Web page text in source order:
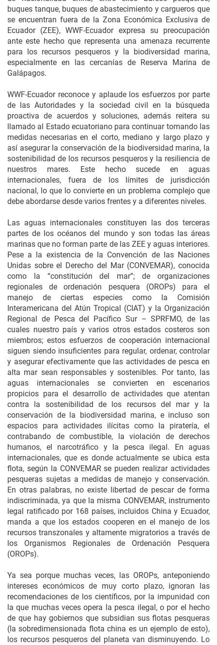
buques tanque, buques de abastecimiento y cargueros que
se encuentran fuera de la Zona Económica Exclusiva de
Ecuador (ZEE), WWF-Ecuador expresa su preocupación
ante este hecho que representa una amenaza recurrente
para los recursos pesqueros y la biodiversidad marina,
especialmente en las cercanías de Reserva Marina de
Galápagos.
WWF-Ecuador reconoce y aplaude los esfuerzos por parte
de las Autoridades y la sociedad civil en la búsqueda
proactiva de acuerdos y soluciones, además reitera su
llamado al Estado ecuatoriano para continuar tomando las
medidas necesarias en el corto, mediano y largo plazo y
así asegurar la conservación de la biodiversidad marina, la
sostenibilidad de los recursos pesqueros y la resiliencia de
nuestros mares. Este hecho sucede en aguas
internacionales, fuera de los límites de jurisdicción
nacional, lo que lo convierte en un problema complejo que
debe abordarse desde varios frentes y a diferentes niveles.
Las aguas internacionales constituyen las dos terceras
partes de los océanos del mundo y son todas las áreas
marinas que no forman parte de las ZEE y aguas interiores.
Pese a la existencia de la Convención de las Naciones
Unidas sobre el Derecho del Mar (CONVEMAR), conocida
como la “constitución del mar”; de organizaciones
regionales de ordenación pesquera (OROPs) para el
manejo de ciertas especies como la Comisión
Interamericana del Atún Tropical (CIAT) y la Organización
Regional de Pesca del Pacífico Sur – SPRFMO, de las
cuales nuestro país y varios otros estados costeros son
miembros; estos esfuerzos de cooperación internacional
siguen siendo insuficientes para regular, ordenar, controlar
y asegurar efectivamente que las actividades de pesca en
alta mar sean responsables y sostenibles. Por tanto, las
aguas internacionales se convierten en escenarios
propicios para el desarrollo de actividades que atentan
contra la sostenibilidad de los recursos del mar y la
conservación de la biodiversidad marina, e incluso son
espacios para actividades ilícitas como la piratería, el
contrabando de combustible, la violación de derechos
humanos, el narcotráfico y la pesca ilegal. En aguas
internacionales, que es donde actualmente se ubica esta
flota, según la CONVEMAR se pueden realizar actividades
pesqueras sujetas a medidas de manejo y conservación.
En otras palabras, no existe libertad de pescar de forma
indiscriminada, ya que la misma CONVEMAR, instrumento
legal ratificado por 168 países, incluidos China y Ecuador,
manda a que los estados cooperen en el manejo de los
recursos transzonales y altamente migratorios a través de
los Organismos Regionales de Ordenación Pesquera
(OROPs).
Ya sea porque muchas veces, las OROPs, anteponiendo
intereses económicos de muy corto plazo, ignoran las
recomendaciones de los científicos, por la impunidad con
la que muchas veces opera la pesca ilegal, o por el hecho
de que hay gobiernos que subsidian sus flotas pesqueras
(la sobredimensionada flota china es un ejemplo de esto),
los recursos pesqueros del planeta van disminuyendo. Lo